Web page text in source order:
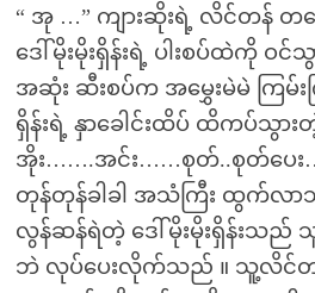
“ အု …” ကျားဆိုးရဲ့ လိင်တန် တ
ဒေါ်မိုးမိုးရှိန်းရဲ့ ပါးစပ်ထဲကို ဝ
အဆုံး ဆီးစပ်က အမွှေးမဲမဲ ကြမ်းက
ရှိန်းရဲ့ နှာခေါင်းထိပ် ထိကပ်သွာ
အိုး…….အင်း……စုတ်..စုတ်ပေး
တုန်တုန်ခါခါ အသံကြီး ထွက်လ
လွန်ဆန်ရဲတဲ့ ဒေါ်မိုးမိုးရှိန်းသည်
ဘဲ လုပ်ပေးလိုက်သည် ။ သူ့လိင်တန်